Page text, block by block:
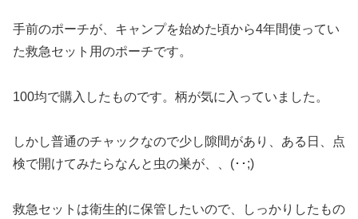
手前のポーチが、キャンプを始めた頃から4年間使ってい
た救急セット用のポーチです。
100均で購入したものです。柄が気に入っていました。
しかし普通のチャックなので少し隙間があり、ある日、点
検で開けてみたらなんと虫の巣が、、(･･;)
救急セットは衛生的に保管したいので、しっかりしたもの